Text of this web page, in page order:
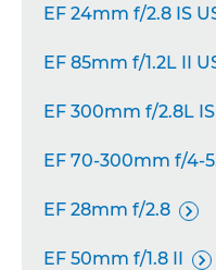
EF 24mm f/2.8 IS
EF 85mm f/1.2L II
EF 300mm f/2.8L
EF 70-300mm f/4-
EF 28mm f/2.8 
EF 50mm f/1.8 II 